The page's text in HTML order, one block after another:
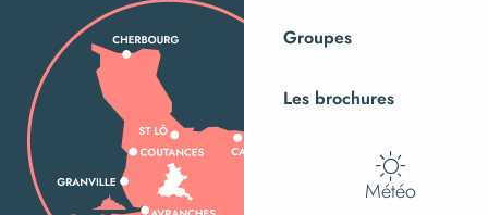
Groupes
Les brochures
Météo